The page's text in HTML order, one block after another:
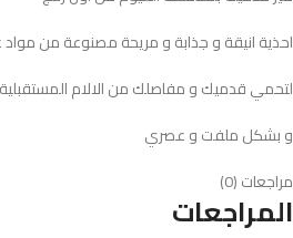
احذية انيقة و جذابة و مريحة مصنوعة من مواد
لتحمي قدميك و مفاصلك من الالام المستقبلية
و بشكل ملفت و عصري
مراجعات (0)
المراجعات